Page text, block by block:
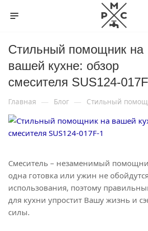
Стильный помощник на
вашей кухне: обзор
смесителя SUS124-
Главная — Блог — Стильный
Смеситель – незаменимый
одна готовка или ужин не
использования, поэтому
для кухни упростит Вашу жизнь и
силы.